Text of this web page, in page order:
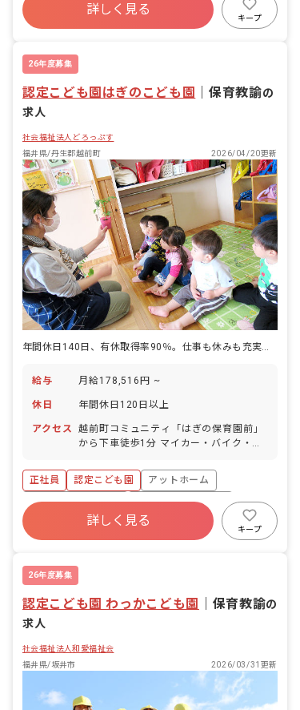
社会保険完備
有給
退職金制度
詳しく見る
キープ
26年度募集
認定こども園はぎのこども園 保育教諭の
求人
社会福祉法人どろっぷす
福井県/丹生郡越前町
2026/04/20更新
給与 月給178,516円 ~
休日 年間休日120日以上
アクセス
越前町コミュニティ「はぎの保育園前」
から下車徒歩1分 マイカー・バイク・自
備）
正社員 認定こども園
アットホーム
ボーナス・賞与あり
年間休日120日以上
社会保険完備
有給
退職金制度
詳しく見る
キープ
26年度募集
認定こども園 わっかこども園 保育教諭の
求人
社会福祉法人和愛福祉会
福井県/坂井市
2026/03/31更新